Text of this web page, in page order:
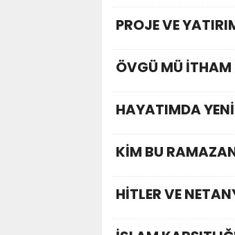
PROJE VE
ÖVGÜ MÜ
HAYATIMDA
KİM BU
HİTLER VE